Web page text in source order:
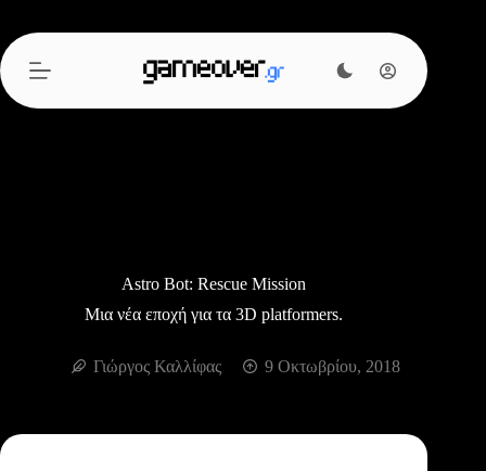
περιεχόμενο
Astro Bot: Rescue Mission
Μια νέα εποχή για τα 3D platformers.
Γιώργος Καλλίφας 9 Οκτωβρίου, 2018